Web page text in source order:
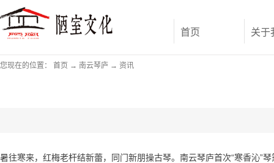
首页 关于
您现在的位置： 首页 → 南云琴庐 → 资讯
暑往寒来，红梅老杆结新蕾，同门新朋操古琴。南云琴庐首次“寒香沁”